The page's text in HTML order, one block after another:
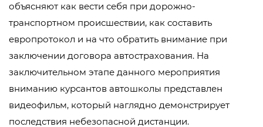
объясняют как вести себя при дорожно-
транспортном происшествии, как составить
европротокол и на что обратить внимание при
заключении договора автострахования. На
заключительном этапе данного мероприятия
вниманию курсантов автошколы представлен
видеофильм, который наглядно демонстрирует
последствия небезопасной дистанции.